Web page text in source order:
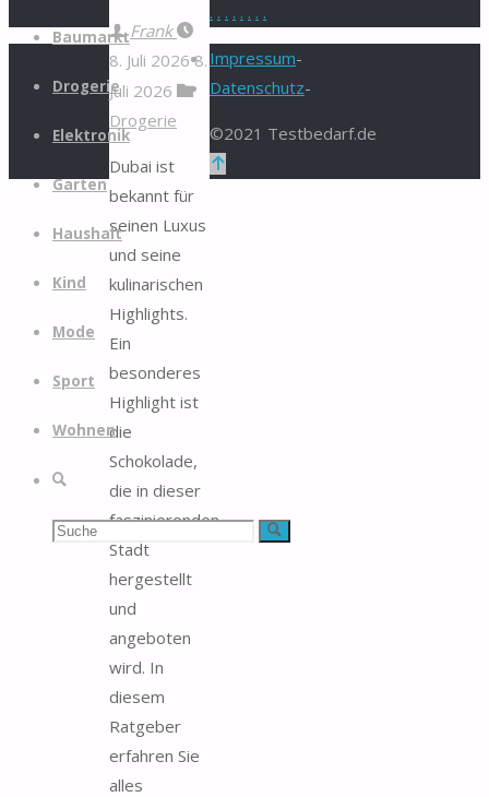
Zum
springen
Baumarkt
Drogerie
Elektronik
Garten
Haushalt
Kind
Mode
Sport
Wohnen
Suchen Suche
Frank
8. Juli 20268.
Juli 2026
Drogerie
Dubai ist
bekannt für
seinen Luxus
und seine
kulinarischen
Highlights.
Ein
besonderes
Highlight ist
die
Schokolade,
die in dieser
faszinierenden
Stadt
hergestellt
und
angeboten
wird. In
diesem
Ratgeber
erfahren Sie
alles
. . . . . . . .
Impressum-
Datenschutz-
©2021 Testbedarf.de
Zurück